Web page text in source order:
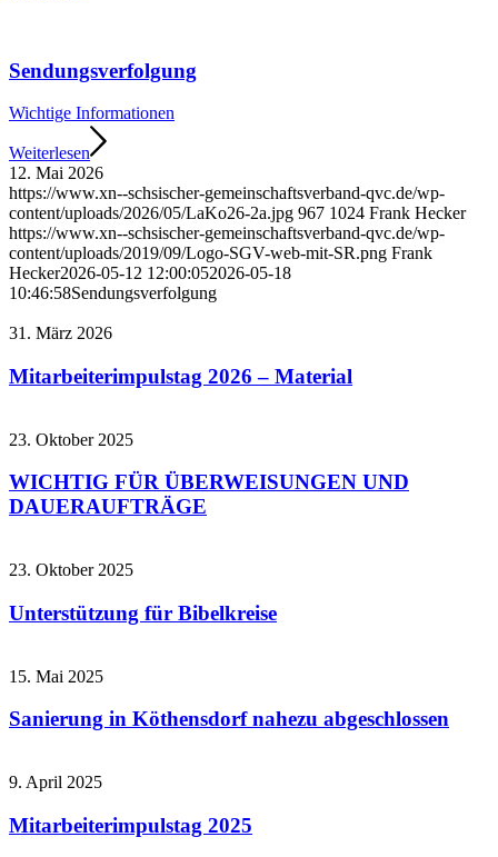
Sendungsverfolgung
Wichtige Informationen
Weiterlesen
12. Mai 2026
https://www.xn--schsischer-gemeinschaftsverband-qvc.de/wp-
content/uploads/2026/05/LaKo26-2a.jpg 967 1024 Frank Hecker
https://www.xn--schsischer-gemeinschaftsverband-qvc.de/wp-
content/uploads/2019/09/Logo-SGV-web-mit-SR.png Frank
Hecker2026-05-12 12:00:052026-05-18
10:46:58Sendungsverfolgung
31. März 2026
Mitarbeiterimpulstag 2026 – Material
23. Oktober 2025
WICHTIG FÜR ÜBERWEISUNGEN UND
DAUERAUFTRÄGE
23. Oktober 2025
Unterstützung für Bibelkreise
15. Mai 2025
Sanierung in Köthensdorf nahezu abgeschlossen
9. April 2025
Mitarbeiterimpulstag 2025